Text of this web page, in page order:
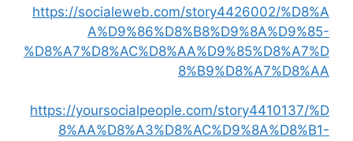
https://socialeweb.com/story4426002/%D8%A
A%D9%86%D8%B8%D9%8A%D9%85-
%D8%A7%D8%AC%D8%AA%D9%85%D8%A7%D
8%B9%D8%A7%D8%AA
https://yoursocialpeople.com/story4410137/%D
8%AA%D8%A3%D8%AC%D9%8A%D8%B1-